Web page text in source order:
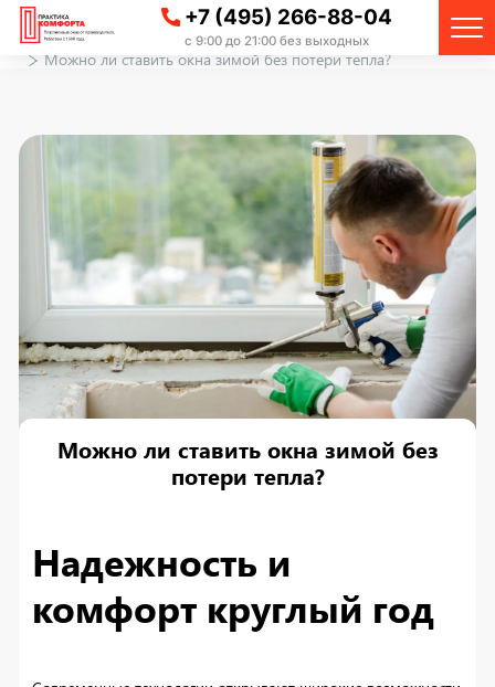
+7 (495) 266-88-04
с 9:00 до 21:00 без выходных
Главная
Вопрос-ответ
Можно ли ставить окна зимой без потери тепла?
Можно ли ставить окна зимой без
потери тепла?
Надежность и
комфорт круглый год